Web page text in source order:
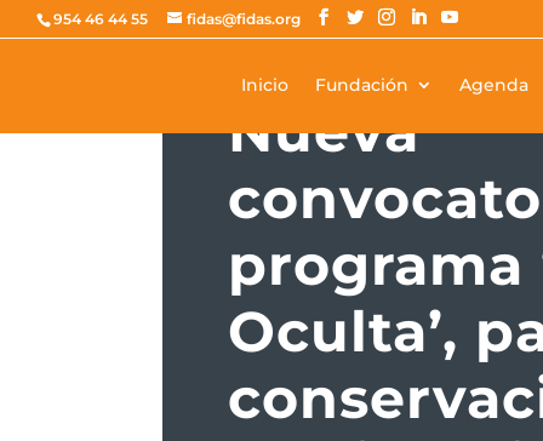
954 46 44 55 fidas@fidas.org
Inicio Fundación Agenda
ACTUALIDAD
Nueva
programa
Oculta’,